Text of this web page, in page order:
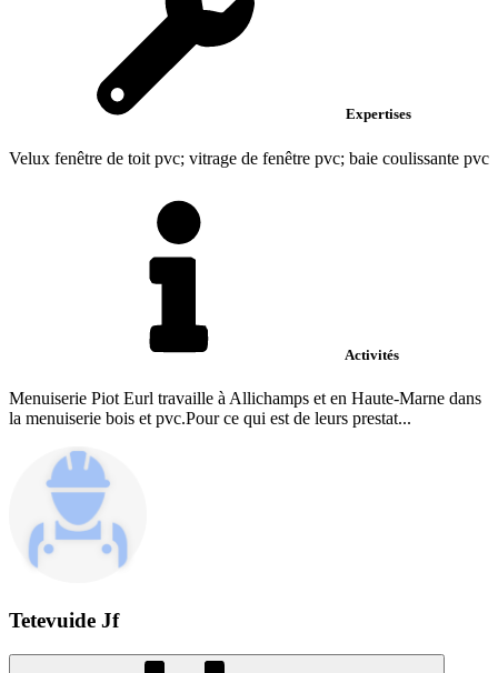
Expertises
Velux fenêtre de toit pvc; vitrage de fenêtre pvc; baie coulissante pvc
Activités
Menuiserie Piot Eurl travaille à Allichamps et en Haute-Marne dans
la menuiserie bois et pvc.Pour ce qui est de leurs prestat...
Tetevuide Jf